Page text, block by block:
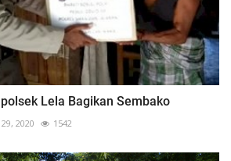
Lela Bagikan Sembako
2020 1542